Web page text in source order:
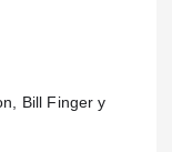
Bill Finger y